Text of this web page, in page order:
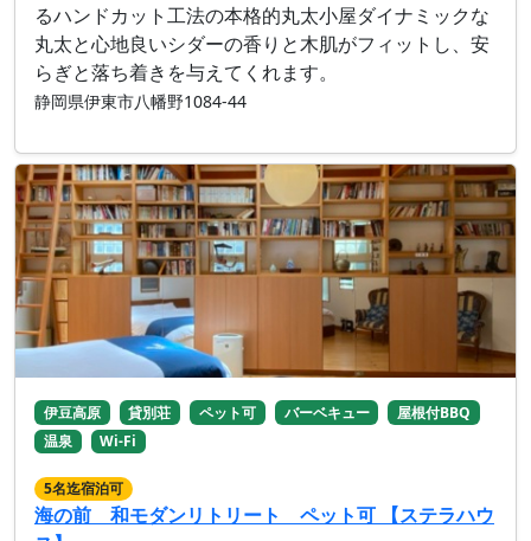
るハンドカット工法の本格的丸太小屋ダイナミックな
丸太と心地良いシダーの香りと木肌がフィットし、安
らぎと落ち着きを与えてくれます。
静岡県伊東市八幡野1084-44
伊豆高原 貸別荘 ペット可 バーベキュー
屋根付BBQ
温泉
Wi-Fi
5名迄宿泊可
海の前 和モダンリトリート ペット可 【ステラハウ